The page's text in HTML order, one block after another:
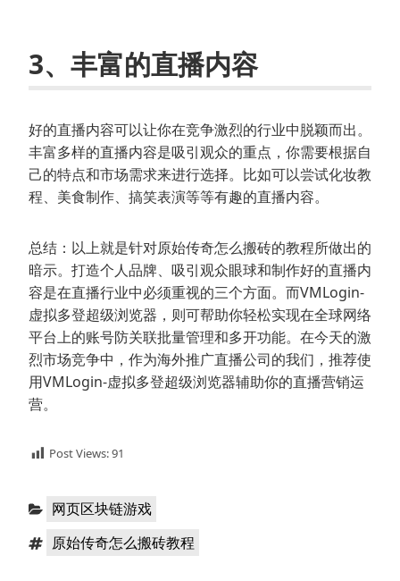
3、丰富的直播内容
好的直播内容可以让你在竞争激烈的行业中脱颖而出。
丰富多样的直播内容是吸引观众的重点，你需要根据自
己的特点和市场需求来进行选择。比如可以尝试化妆教
程、美食制作、搞笑表演等等有趣的直播内容。
总结：以上就是针对原始传奇怎么搬砖的教程所做出的
暗示。打造个人品牌、吸引观众眼球和制作好的直播内
容是在直播行业中必须重视的三个方面。而VMLogin-
虚拟多登超级浏览器，则可帮助你轻松实现在全球网络
平台上的账号防关联批量管理和多开功能。在今天的激
烈市场竞争中，作为海外推广直播公司的我们，推荐使
用VMLogin-虚拟多登超级浏览器辅助你的直播营销运
营。
Post Views:91
分
网页区块链游戏
标 原始传奇怎么搬砖教程